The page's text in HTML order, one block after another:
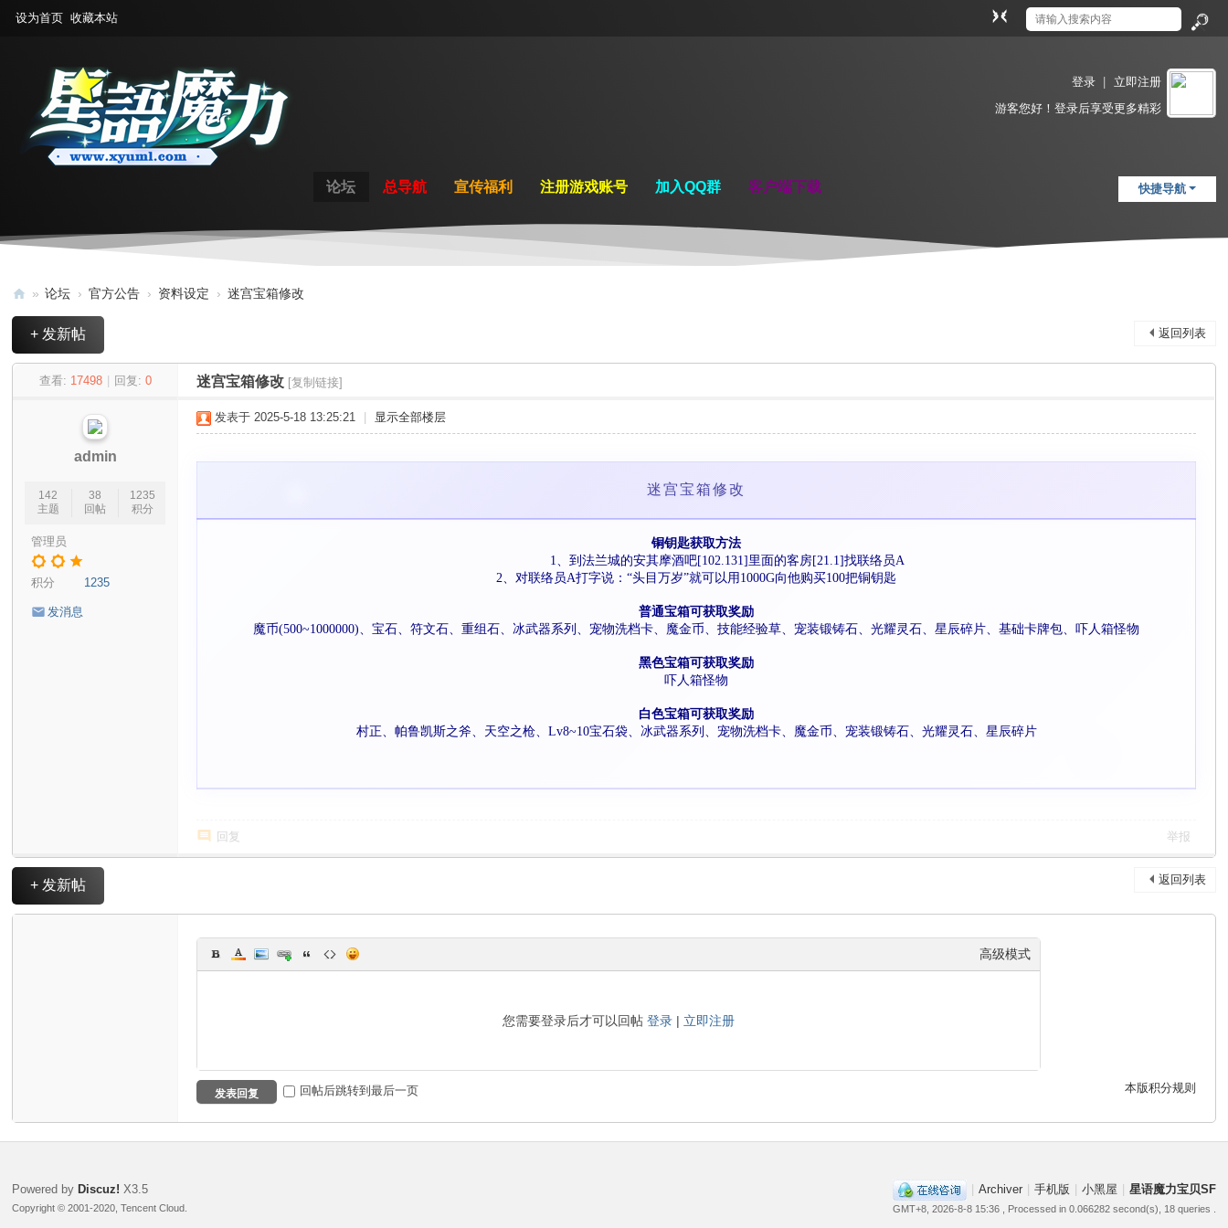
设为首页 收藏本站
索
登录
立即注册
游客您好！登录后享受更多精彩
快捷导航
论坛 总导航 宣传福利 注册游戏账号 加入QQ群 客户端下载
星
» 论坛 › 官方公告 › 资料设定 › 迷宫宝箱修改
返回列表
+ 发新帖
查看: 17498 回复: 0 迷宫宝箱修改 [复制链接]
admin
142
主题
38
回帖
1235
积分
管理员
积分 1235
发消息
发表于 2025-5-18 13:25:21 显示全部楼层
迷宫宝箱修改
铜钥匙获取方法
1、到法兰城的安其摩酒吧[102.131]里面的客房[21.1]找联络员A
2、对联络员A打字说：“头目万岁”就可以用1000G向他购买100把铜钥匙
普通宝箱可获取奖励
魔币(500~1000000)、宝石、符文石、重组石、冰武器系列、宠物洗档卡、魔金币、技能经验草、宠装锻铸石、光耀灵石、星辰碎片、基础卡牌包、吓人箱怪物
黑色宝箱可获取奖励
吓人箱怪物
白色宝箱可获取奖励
村正、帕鲁凯斯之斧、天空之枪、Lv8~10宝石袋、冰武器系列、宠物洗档卡、魔金币、宠装锻铸石、光耀灵石、星辰碎片
回复 举报
返回列表
+ 发新帖
高级模式
您需要登录后才可以回帖登录 | 立即注册
本版积分规则
发表回复 回帖后跳转到最后一页
Archiver 手机版 小黑屋 星语魔力宝贝SF
GMT+8, 2026-8-8 15:36, Processed in 0.066282 second(s), 18 queries .
Powered by Discuz! X3.5
Copyright © 2001-2020, Tencent Cloud.